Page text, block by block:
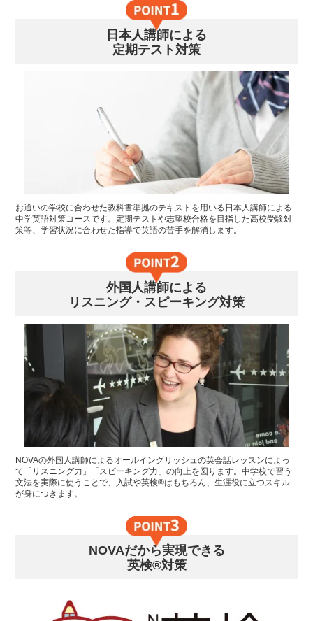
日本人講師による
定期テスト対策
お通いの学校に合わせた教科書準拠のテキストを用いる日本人講師による
中学英語対策コースです。定期テストや志望校合格を目指した高校受験対
策等、学習状況に合わせた指導で英語の苦手を解消します。
外国人講師による
リスニング・スピーキング対策
NOVAの外国人講師によるオールイングリッシュの英会話レッスンによっ
て「リスニング力」「スピーキング力」の向上を図ります。中学校で習う
文法を実際に使うことで、入試や英検®はもちろん、生涯役に立つスキル
が身につきます。
NOVAだから実現できる
英検®対策